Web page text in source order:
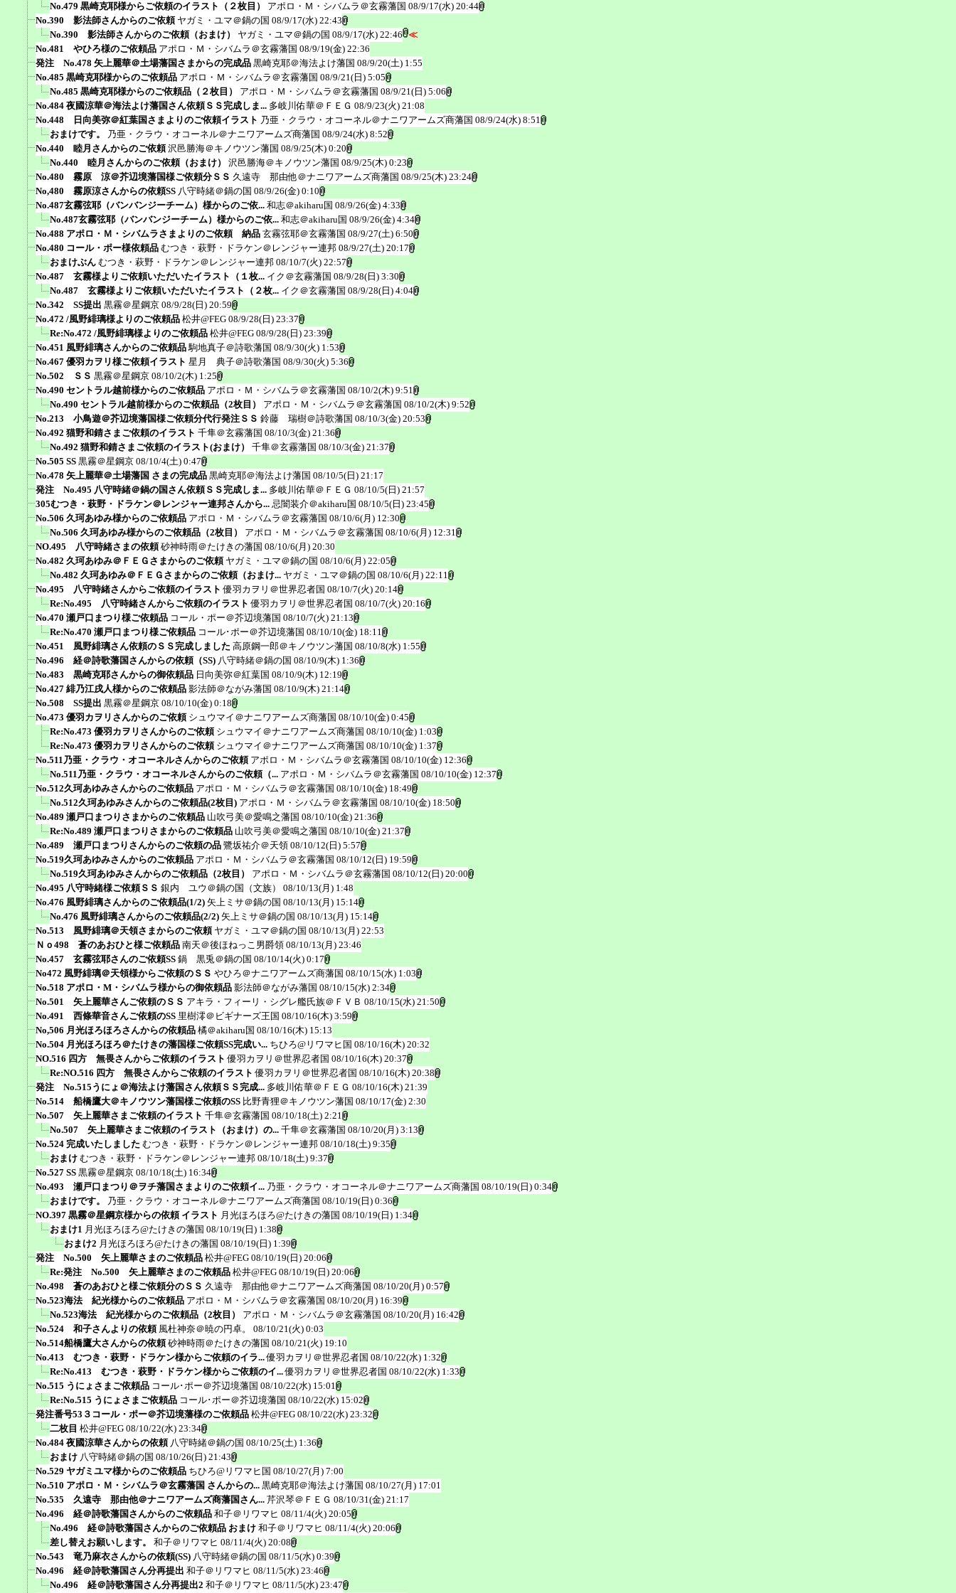
No.479 黒崎克耶様からご依頼のイラスト（２枚目） アポロ・Ｍ・シバムラ＠玄霧藩国 08/9/17(水) 20:44
No.390 影法師さんからのご依頼 ヤガミ・ユマ＠鍋の国 08/9/17(水) 22:43
No.390 影法師さんからのご依頼（おまけ）
ヤガミ・ユマ＠鍋の国 08/9/17(水) 22:46 ≪
No.481 やひろ様のご依頼品 アポロ・Ｍ・シバムラ＠玄霧藩国 08/9/19(金) 22:36
発注 No.478 矢上麗華＠土場藩国さまからの完成品 黒崎克耶＠海法よけ藩国 08/9/20(土) 1:55
No.485 黒崎克耶様からのご依頼品 アポロ・Ｍ・シバムラ＠玄霧藩国 08/9/21(日) 5:05
No.485 黒崎克耶様からのご依頼品（２枚目）
アポロ・Ｍ・シバムラ＠玄霧藩国 08/9/21(日) 5:06
No.484 夜國涼華＠海法よけ藩国さん依頼ＳＳ完成しま... 多岐川佑華＠ＦＥＧ 08/9/23(火) 21:08
No.448 日向美弥＠紅葉国さまよりのご依頼イラスト 乃亜・クラウ・オコーネル＠ナニワアームズ商藩国 08/9/24(水) 8:51
おまけです。
乃亜・クラウ・オコーネル＠ナニワアームズ商藩国 08/9/24(水) 8:52
No.440 睦月さんからのご依頼 沢邑勝海＠キノウツン藩国 08/9/25(木) 0:20
No.440 睦月さんからのご依頼（おまけ）
沢邑勝海＠キノウツン藩国 08/9/25(木) 0:23
No.480 霧原 涼＠芥辺境藩国様ご依頼分ＳＳ 久遠寺 那由他＠ナニワアームズ商藩国 08/9/25(木) 23:24
No,480 霧原涼さんからの依頼SS 八守時緒＠鍋の国 08/9/26(金) 0:10
No.487玄霧弦耶（バンバンジーチーム）様からのご依... 和志＠akiharu国 08/9/26(金) 4:33
No.487玄霧弦耶（バンバンジーチーム）様からのご依... 和志＠akiharu国 08/9/26(金) 4:34
No.488 アポロ・Ｍ・シバムラさまよりのご依頼 納品 玄霧弦耶＠玄霧藩国 08/9/27(土) 6:50
No.480 コール・ポー様依頼品 むつき・萩野・ドラケン＠レンジャー連邦 08/9/27(土) 20:17
おまけぶん むつき・萩野・ドラケン＠レンジャー連邦 08/10/7(火) 22:57
No.487 玄霧様よりご依頼いただいたイラスト（１枚... イク＠玄霧藩国 08/9/28(日) 3:30
No.487 玄霧様よりご依頼いただいたイラスト（２枚... イク＠玄霧藩国 08/9/28(日) 4:04
No.342 SS提出 黒霧＠星鋼京 08/9/28(日) 20:59
No.472 /風野緋璃様よりのご依頼品 松井@FEG 08/9/28(日) 23:37
Re:No.472 /風野緋璃様よりのご依頼品 松井@FEG 08/9/28(日) 23:39
No.451 風野緋璃さんからのご依頼品 駒地真子＠詩歌藩国 08/9/30(火) 1:53
No.467 優羽カヲリ様ご依頼イラスト 星月 典子＠詩歌藩国 08/9/30(火) 5:36
No.502 ＳＳ 黒霧＠星鋼京 08/10/2(木) 1:25
No.490 セントラル越前様からのご依頼品 アポロ・Ｍ・シバムラ＠玄霧藩国 08/10/2(木) 9:51
No.490 セントラル越前様からのご依頼品（2枚目）
アポロ・Ｍ・シバムラ＠玄霧藩国 08/10/2(木) 9:52
No.213 小鳥遊＠芥辺境藩国様ご依頼分代行発注ＳＳ 鈴藤 瑞樹＠詩歌藩国 08/10/3(金) 20:53
No.492 猫野和錆さまご依頼のイラスト 千隼＠玄霧藩国 08/10/3(金) 21:36
No.492 猫野和錆さまご依頼のイラスト(おまけ）
千隼＠玄霧藩国 08/10/3(金) 21:37
No.505 SS 黒霧＠星鋼京 08/10/4(土) 0:47
No.478 矢上麗華＠土場藩国 さまの完成品 黒崎克耶＠海法よけ藩国 08/10/5(日) 21:17
発注 No.495 八守時緒＠鍋の国さん依頼ＳＳ完成しま... 多岐川佑華＠ＦＥＧ 08/10/5(日) 21:57
305むつき・萩野・ドラケン＠レンジャー連邦さんから... 忌闇装介＠akiharu国 08/10/5(日) 23:45
No.506 久珂あゆみ様からのご依頼品 アポロ・Ｍ・シバムラ＠玄霧藩国 08/10/6(月) 12:30
No.506 久珂あゆみ様からのご依頼品（2枚目）
アポロ・Ｍ・シバムラ＠玄霧藩国 08/10/6(月) 12:31
NO.495 八守時緒さまの依頼 砂神時雨＠たけきの藩国 08/10/6(月) 20:30
No.482 久珂あゆみ＠ＦＥＧさまからのご依頼 ヤガミ・ユマ＠鍋の国 08/10/6(月) 22:05
No.482 久珂あゆみ＠ＦＥＧさまからのご依頼（おまけ... ヤガミ・ユマ＠鍋の国 08/10/6(月) 22:11
No.495 八守時緒さんからご依頼のイラスト 優羽カヲリ＠世界忍者国 08/10/7(火) 20:14
Re:No.495 八守時緒さんからご依頼のイラスト 優羽カヲリ＠世界忍者国 08/10/7(火) 20:16
No.470 瀬戸口まつり様ご依頼品 コール・ポー＠芥辺境藩国 08/10/7(火) 21:13
Re:No.470 瀬戸口まつり様ご依頼品 コール･ポー＠芥辺境藩国 08/10/10(金) 18:11
No.451 風野緋璃さん依頼のＳＳ完成しました 高原鋼一郎＠キノウツン藩国 08/10/8(水) 1:55
No.496 経＠詩歌藩国さんからの依頼（SS) 八守時緒＠鍋の国 08/10/9(木) 1:36
No.483 黒崎克耶さんからの御依頼品 日向美弥＠紅葉国 08/10/9(木) 12:19
No.427 緋乃江戌人様からのご依頼品 影法師＠ながみ藩国 08/10/9(木) 21:14
No.508 SS提出 黒霧＠星鋼京 08/10/10(金) 0:18
No.473 優羽カヲリさんからのご依頼 シュウマイ＠ナニワアームズ商藩国 08/10/10(金) 0:45
Re:No.473 優羽カヲリさんからのご依頼 シュウマイ＠ナニワアームズ商藩国 08/10/10(金) 1:03
Re:No.473 優羽カヲリさんからのご依頼 シュウマイ＠ナニワアームズ商藩国 08/10/10(金) 1:37
No.511乃亜・クラウ・オコーネルさんからのご依頼 アポロ・Ｍ・シバムラ＠玄霧藩国 08/10/10(金) 12:36
No.511乃亜・クラウ・オコーネルさんからのご依頼（... アポロ・Ｍ・シバムラ＠玄霧藩国 08/10/10(金) 12:37
No.512久珂あゆみさんからのご依頼品 アポロ・Ｍ・シバムラ＠玄霧藩国 08/10/10(金) 18:49
No.512久珂あゆみさんからのご依頼品(2枚目) アポロ・Ｍ・シバムラ＠玄霧藩国 08/10/10(金) 18:50
No.489 瀬戸口まつりさまからのご依頼品 山吹弓美＠愛鳴之藩国 08/10/10(金) 21:36
Re:No.489 瀬戸口まつりさまからのご依頼品 山吹弓美＠愛鳴之藩国 08/10/10(金) 21:37
No.489 瀬戸口まつりさんからのご依頼の品 鷺坂祐介＠天領 08/10/12(日) 5:57
No.519久珂あゆみさんからのご依頼品 アポロ・Ｍ・シバムラ＠玄霧藩国 08/10/12(日) 19:59
No.519久珂あゆみさんからのご依頼品（2枚目）
アポロ・Ｍ・シバムラ＠玄霧藩国 08/10/12(日) 20:00
No.495 八守時緒様ご依頼ＳＳ 銀内 ユウ＠鍋の国（文族）
08/10/13(月) 1:48
No.476 風野緋璃さんからのご依頼品(1/2) 矢上ミサ＠鍋の国 08/10/13(月) 15:14
No.476 風野緋璃さんからのご依頼品(2/2) 矢上ミサ＠鍋の国 08/10/13(月) 15:14
No.513 風野緋璃＠天領さまからのご依頼 ヤガミ・ユマ＠鍋の国 08/10/13(月) 22:53
Ｎｏ498 蒼のあおひと様ご依頼品 南天＠後ほねっこ男爵領 08/10/13(月) 23:46
No.457 玄霧弦耶さんのご依頼SS 鍋 黒兎＠鍋の国 08/10/14(火) 0:17
No472 風野緋璃＠天領様からご依頼のＳＳ やひろ＠ナニワアームズ商藩国 08/10/15(水) 1:03
No.518 アポロ・M・シバムラ様からの御依頼品 影法師＠ながみ藩国 08/10/15(水) 2:34
No.501 矢上麗華さんご依頼のＳＳ アキラ・フィーリ・シグレ艦氏族＠ＦＶＢ 08/10/15(水) 21:50
No.491 西條華音さんご依頼のSS 里樹澪＠ビギナーズ王国 08/10/16(木) 3:59
No,506 月光ほろほろさんからの依頼品 橘＠akiharu国 08/10/16(木) 15:13
No.504 月光ほろほろ＠たけきの藩国様ご依頼SS完成い... ちひろ@リワマヒ国 08/10/16(木) 20:32
NO.516 四方 無畏さんからご依頼のイラスト 優羽カヲリ＠世界忍者国 08/10/16(木) 20:37
Re:NO.516 四方 無畏さんからご依頼のイラスト 優羽カヲリ＠世界忍者国 08/10/16(木) 20:38
発注 No.515うにょ＠海法よけ藩国さん依頼ＳＳ完成... 多岐川佑華＠ＦＥＧ 08/10/16(木) 21:39
No.514 船橋鷹大＠キノウツン藩国様ご依頼のSS 比野青狸＠キノウツン藩国 08/10/17(金) 2:30
No.507 矢上麗華さまご依頼のイラスト 千隼＠玄霧藩国 08/10/18(土) 2:21
No.507 矢上麗華さまご依頼のイラスト（おまけ）の... 千隼＠玄霧藩国 08/10/20(月) 3:13
No.524 完成いたしました むつき・萩野・ドラケン＠レンジャー連邦 08/10/18(土) 9:35
おまけ むつき・萩野・ドラケン＠レンジャー連邦 08/10/18(土) 9:37
No.527 SS 黒霧＠星鋼京 08/10/18(土) 16:34
No.493 瀬戸口まつり＠ヲチ藩国さまよりのご依頼イ... 乃亜・クラウ・オコーネル＠ナニワアームズ商藩国 08/10/19(日) 0:34
おまけです。
乃亜・クラウ・オコーネル＠ナニワアームズ商藩国 08/10/19(日) 0:36
NO.397 黒霧＠星鋼京様からの依頼 イラスト 月光ほろほろ@たけきの藩国 08/10/19(日) 1:34
おまけ1 月光ほろほろ@たけきの藩国 08/10/19(日) 1:38
おまけ2 月光ほろほろ@たけきの藩国 08/10/19(日) 1:39
発注 No.500 矢上麗華さまのご依頼品 松井@FEG 08/10/19(日) 20:06
Re:発注 No.500 矢上麗華さまのご依頼品 松井@FEG 08/10/19(日) 20:06
No.498 蒼のあおひと様ご依頼分のＳＳ 久遠寺 那由他＠ナニワアームズ商藩国 08/10/20(月) 0:57
No.523海法 紀光様からのご依頼品 アポロ・Ｍ・シバムラ＠玄霧藩国 08/10/20(月) 16:39
No.523海法 紀光様からのご依頼品（2枚目）
アポロ・Ｍ・シバムラ＠玄霧藩国 08/10/20(月) 16:42
No.524 和子さんよりの依頼 風杜神奈＠暁の円卓。
08/10/21(火) 0:03
No.514船橋鷹大さんからの依頼 砂神時雨＠たけきの藩国 08/10/21(火) 19:10
No.413 むつき・萩野・ドラケン様からご依頼のイラ... 優羽カヲリ＠世界忍者国 08/10/22(水) 1:32
Re:No.413 むつき・萩野・ドラケン様からご依頼のイ... 優羽カヲリ＠世界忍者国 08/10/22(水) 1:33
No.515 うにょさまご依頼品 コール･ポー＠芥辺境藩国 08/10/22(水) 15:01
Re:No.515 うにょさまご依頼品 コール･ポー＠芥辺境藩国 08/10/22(水) 15:02
発注番号53３コール・ポー＠芥辺境藩様のご依頼品 松井@FEG 08/10/22(水) 23:32
二枚目 松井@FEG 08/10/22(水) 23:34
No.484 夜國涼華さんからの依頼 八守時緒＠鍋の国 08/10/25(土) 1:36
おまけ 八守時緒＠鍋の国 08/10/26(日) 21:43
No.529 ヤガミユマ様からのご依頼品 ちひろ@リワマヒ国 08/10/27(月) 7:00
No.510 アポロ・Ｍ・シバムラ＠玄霧藩国 さんからの... 黒崎克耶＠海法よけ藩国 08/10/27(月) 17:01
No.535 久遠寺 那由他＠ナニワアームズ商藩国さん... 芹沢琴＠ＦＥＧ 08/10/31(金) 21:17
No.496 経＠詩歌藩国さんからのご依頼品 和子＠リワマヒ 08/11/4(火) 20:05
No.496 経＠詩歌藩国さんからのご依頼品 おまけ 和子＠リワマヒ 08/11/4(火) 20:06
差し替えお願いします。
和子＠リワマヒ 08/11/4(火) 20:08
No.543 竜乃麻衣さんからの依頼(SS) 八守時緒＠鍋の国 08/11/5(水) 0:39
No.496 経＠詩歌藩国さん分再提出 和子＠リワマヒ 08/11/5(水) 23:46
No.496 経＠詩歌藩国さん分再提出2 和子＠リワマヒ 08/11/5(水) 23:47